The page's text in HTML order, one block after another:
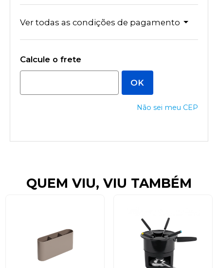
Ver todas as condições de pagamento
Não sei meu CEP
QUEM VIU, VIU TAMBÉM